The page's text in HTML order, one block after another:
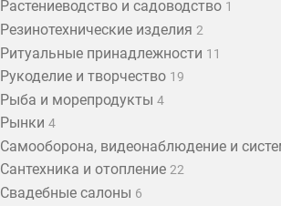
Растениеводство и садоводство 1
Резинотехнические изделия 2
Ритуальные принадлежности 11
Рукоделие и творчество 19
Рыба и морепродукты 4
Рынки 4
Самооборона, видеонаблюдение и
Сантехника и отопление 22
Свадебные салоны 6